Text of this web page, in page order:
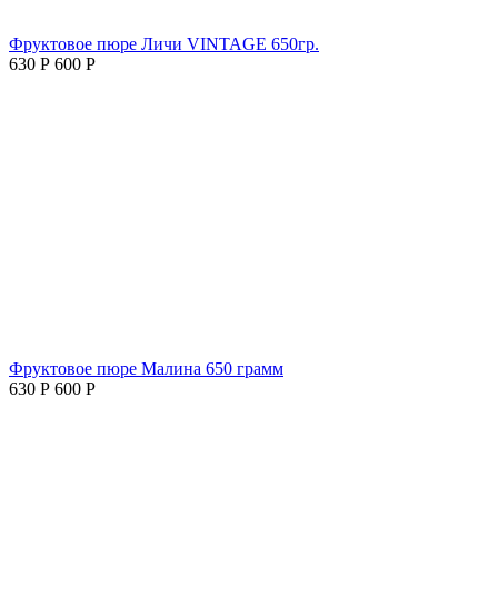
Фруктовое пюре Личи VINTAGE 650гр.
630 Р 600 Р
Фруктовое пюре Малина 650 грамм
630 Р 600 Р